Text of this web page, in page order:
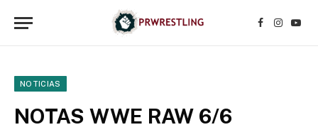
Facebook
NOTICIAS
NOTAS WWE RAW 6/6